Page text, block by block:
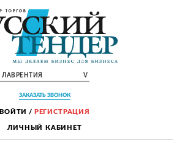
ЛАВРЕНТИЯ V
ЗАКАЗАТЬ ЗВОНОК
ВОЙТИ / РЕГИСТРАЦИЯ
ЛИЧНЫЙ КАБИНЕТ